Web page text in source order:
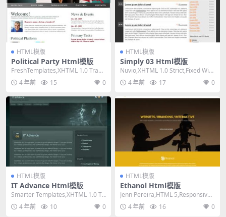
HTML模版
Political Party Html模版
FreshTemplates,XHTML 1.0 Trans
itional,Fi...
4 年前 15 0
HTML模版
Simply 03 Html模版
Nuvio,XHTML 1.0 Strict,Fixed Widt
h, 2 Co...
4 年前 17 0
HTML模版
IT Advance Html模版
Smarter Templates,XHTML 1.0 Tr
ansitional...
4 年前 10 0
HTML模版
Ethanol Html模版
Jenn Pereira,HTML 5,Responsive,
Mixed Co...
4 年前 16 0